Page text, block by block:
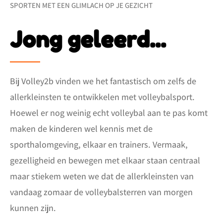
SPORTEN MET EEN GLIMLACH OP JE GEZICHT
Jong geleerd...
Bij Volley2b vinden we het fantastisch om zelfs de
allerkleinsten te ontwikkelen met volleybalsport.
Hoewel er nog weinig echt volleybal aan te pas komt
maken de kinderen wel kennis met de
sporthalomgeving, elkaar en trainers. Vermaak,
gezelligheid en bewegen met elkaar staan centraal
maar stiekem weten we dat de allerkleinsten van
vandaag zomaar de volleybalsterren van morgen
kunnen zijn.